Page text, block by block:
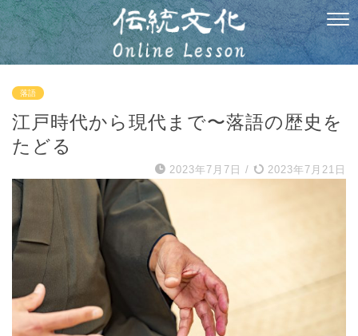
落語
江戸時代から現代まで〜落語の歴史を
たどる
2023年7月7日 / 2023年7月21日